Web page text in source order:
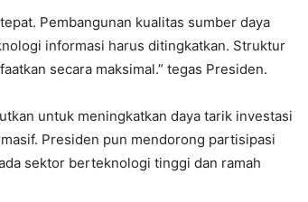
Pembangunan kualitas sumber daya
informasi harus ditingkatkan. Struktur
secara maksimal.” tegas Presiden.
untuk meningkatkan daya tarik investasi
Presiden pun mendorong partisipasi
sektor berteknologi tinggi dan ramah